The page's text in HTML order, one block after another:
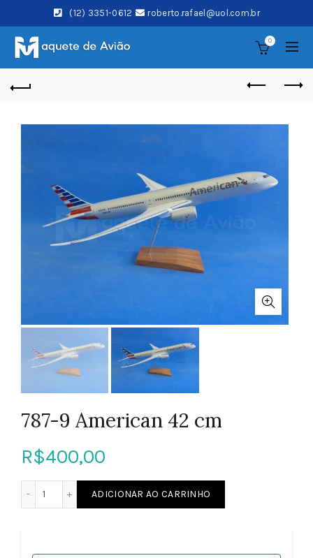
(12) 3351-0612 roberto.rafael@uol.com.br
0
787-9 American 42 cm
R$400,00
ADICIONAR AO CARRINHO